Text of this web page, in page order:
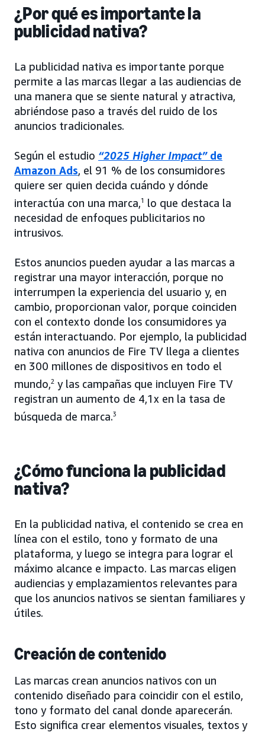
¿Por qué es importante la
publicidad nativa?
La publicidad nativa es importante porque
permite a las marcas llegar a las audiencias de
una manera que se siente natural y atractiva,
abriéndose paso a través del ruido de los
anuncios tradicionales.
Según el estudio “2025 Higher Impact”de
Amazon Ads, el 91 % de los consumidores
quiere ser quien decida cuándo y dónde
interactúa con una marca,1
lo que destaca la
necesidad de enfoques publicitarios no
intrusivos.
Estos anuncios pueden ayudar a las marcas a
registrar una mayor interacción, porque no
interrumpen la experiencia del usuario y, en
cambio, proporcionan valor, porque coinciden
con el contexto donde los consumidores ya
están interactuando. Por ejemplo, la publicidad
nativa con anuncios de Fire TV llega a clientes
en 300 millones de dispositivos en todo el
mundo,2 y las campañas que incluyen Fire TV
registran un aumento de 4,1x en la tasa de
búsqueda de marca.3
¿Cómo funciona la publicidad
nativa?
En la publicidad nativa, el contenido se crea en
línea con el estilo, tono y formato de una
plataforma, y luego se integra para lograr el
máximo alcance e impacto. Las marcas eligen
audiencias y emplazamientos relevantes para
que los anuncios nativos se sientan familiares y
útiles.
Creación de contenido
Las marcas crean anuncios nativos con un
contenido diseñado para coincidir con el estilo,
tono y formato del canal donde aparecerán.
Esto significa crear elementos visuales, textos y